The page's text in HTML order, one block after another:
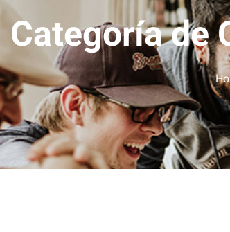
Categoría de